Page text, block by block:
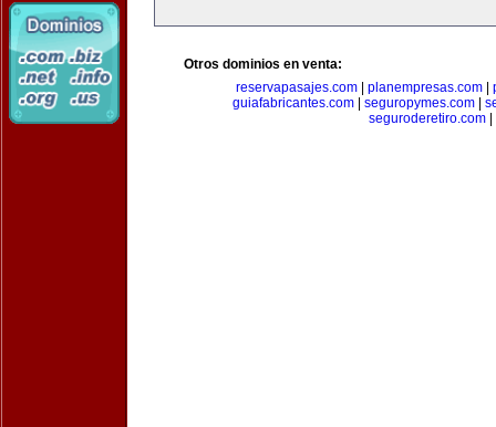
Otros dominios en venta:
reservapasajes.com
planempresas.com
guiafabricantes.com| seguropymes.com|
seguroderetiro.com